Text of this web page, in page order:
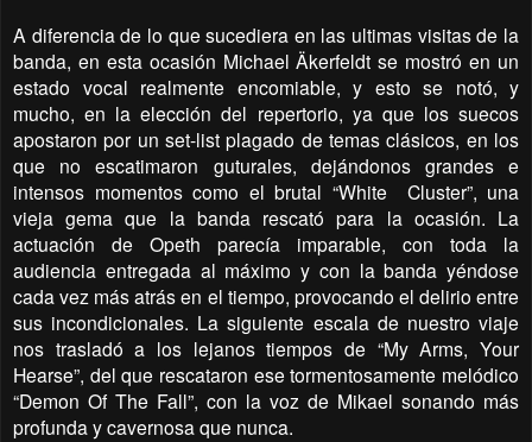
A diferencia de lo que sucediera en las ultimas visitas de la
banda, en esta ocasión Michael Äkerfeldt se mostró en un
estado vocal realmente encomiable, y esto se notó, y
mucho, en la elección del repertorio, ya que los suecos
apostaron por un set-list plagado de temas clásicos, en los
que no escatimaron guturales, dejándonos grandes e
intensos momentos como el brutal “White
Cluster”, una
vieja gema que la banda rescató para la ocasión. La
actuación de Opeth parecía imparable, con toda la
audiencia entregada al máximo y con la banda yéndose
cada vez más atrás en el tiempo, provocando el delirio entre
sus incondicionales. La siguiente escala de nuestro viaje
nos trasladó a los lejanos tiempos de “My Arms, Your
Hearse”, del que rescataron ese tormentosamente melódico
“Demon Of The Fall”, con la voz de Mikael sonando más
profunda y cavernosa que nunca.